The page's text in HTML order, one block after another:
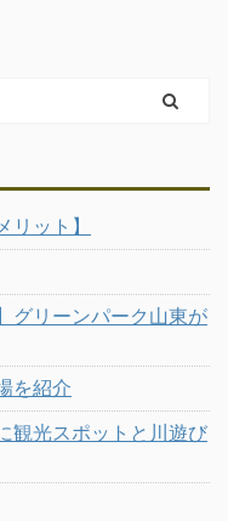
ット】
グリーンパーク山東が
を紹介
観光スポットと川遊び